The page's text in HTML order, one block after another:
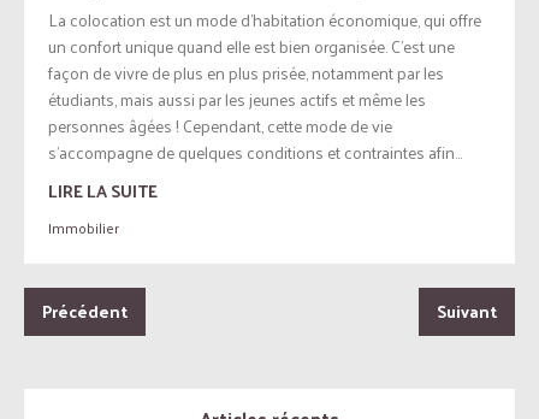
La colocation est un mode d’habitation économique, qui offre
un confort unique quand elle est bien organisée. C’est une
façon de vivre de plus en plus prisée, notamment par les
étudiants, mais aussi par les jeunes actifs et même les
personnes âgées ! Cependant, cette mode de vie
s’accompagne de quelques conditions et contraintes afin...
LIRE LA SUITE
Immobilier
Précédent Suivant